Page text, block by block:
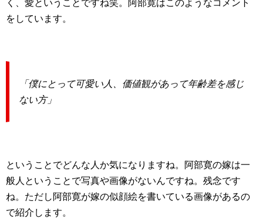
く、愛ということですね笑。阿部寛はこのようなコメント
をしています。
「僕にとって可愛い人、価値観があって年齢差を感じ
ない方」
ということでどんな人か気になりますね。阿部寛の嫁は一
般人ということで写真や画像がないんですね。残念です
ね。ただし阿部寛が嫁の似顔絵を書いている画像があるの
で紹介します。